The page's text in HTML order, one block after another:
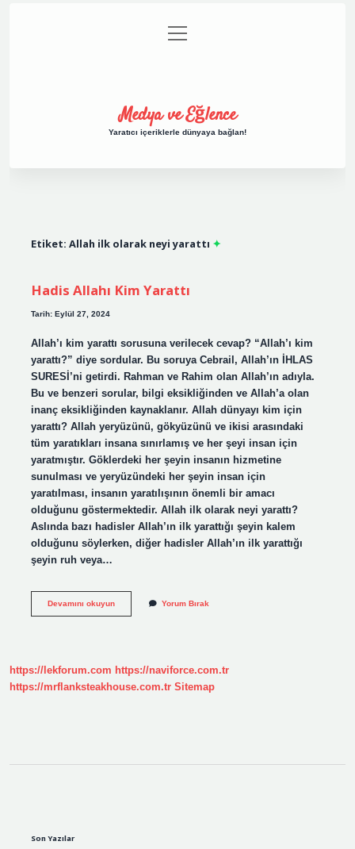
Gizlilik Politikası
menüyü
aç
Medya ve Eğlence
Yaratıcı içeriklerle dünyaya bağlan!
Etiket: Allah ilk olarak neyi yarattı
Hadis Allahı Kim Yarattı
Tarih: Eylül 27, 2024
Allah’ı kim yarattı sorusuna verilecek cevap? “Allah’ı kim
yarattı?” diye sordular. Bu soruya Cebrail, Allah’ın İHLAS
SURESİ’ni getirdi. Rahman ve Rahim olan Allah’ın adıyla.
Bu ve benzeri sorular, bilgi eksikliğinden ve Allah’a olan
inanç eksikliğinden kaynaklanır. Allah dünyayı kim için
yarattı? Allah yeryüzünü, gökyüzünü ve ikisi arasındaki
tüm yaratıkları insana sınırlamış ve her şeyi insan için
yaratmıştır. Göklerdeki her şeyin insanın hizmetine
sunulması ve yeryüzündeki her şeyin insan için
yaratılması, insanın yaratılışının önemli bir amacı
olduğunu göstermektedir. Allah ilk olarak neyi yarattı?
Aslında bazı hadisler Allah’ın ilk yarattığı şeyin kalem
olduğunu söylerken, diğer hadisler Allah’ın ilk yarattığı
şeyin ruh veya…
Devamını okuyunHadis
Yorum Bırak
https://lekforum.com https://naviforce.com.tr
https://mrflanksteakhouse.com.tr Sitemap
Son Yazılar